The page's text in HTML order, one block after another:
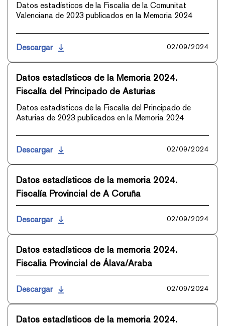
Datos estadísticos de la Fiscalía de la Comunitat
Valenciana de 2023 publicados en la Memoria 2024
Descargar 02/09/2024
Datos estadísticos de la Memoria 2024.
Fiscalía del Principado de Asturias
Datos estadísticos de la Fiscalía del Principado de
Asturias de 2023 publicados en la Memoria 2024
Descargar 02/09/2024
Datos estadísticos de la memoria 2024.
Fiscalía Provincial de A Coruña
Descargar 02/09/2024
Datos estadísticos de la memoria 2024.
Fiscalia Provincial de Álava/Araba
Descargar 02/09/2024
Datos estadísticos de la memoria 2024.